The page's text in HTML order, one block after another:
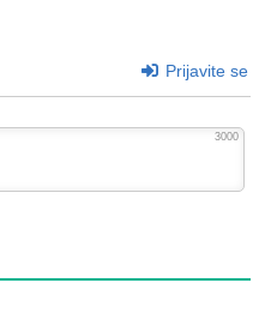
Prijavite se
3000